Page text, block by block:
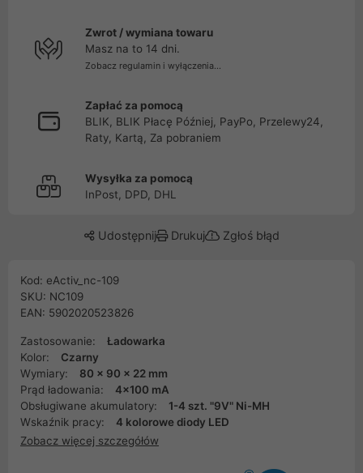
Zwrot / wymiana towaru
Masz na to 14 dni.
Zobacz regulamin i wyłączenia...
Zapłać za pomocą
BLIK, BLIK Płacę Później, PayPo, Przelewy24,
Raty, Kartą, Za pobraniem
Wysyłka za pomocą
InPost, DPD, DHL
Udostępnij Drukuj Zgłoś błąd
Kod: eActiv_nc-109
SKU: NC109
EAN: 5902020523826
Zastosowanie:
Ładowarka
Kolor:
Czarny
Wymiary:
80 x 90 x 22 mm
Prąd ładowania:
4x100 mA
Obsługiwane akumulatory:
1-4 szt. "9V" Ni-MH
Wskaźnik pracy:
4 kolorowe diody LED
Zobacz więcej szczegółów